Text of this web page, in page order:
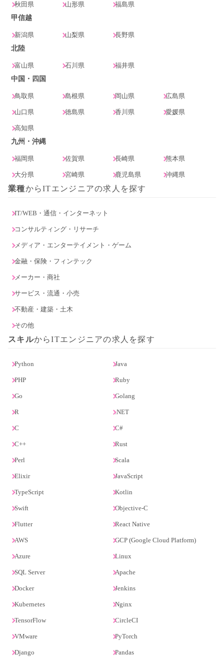
秋田県 山形県
福島県
甲信越
新潟県 山梨県
長野県
北陸
富山県 石川県
福井県
中国・四国
鳥取県 島根県 岡山県 広島県
山口県 徳島県 香川県 愛媛県
高知県
九州・沖縄
福岡県 佐賀県 長崎県 熊本県
大分県 宮崎県 鹿児島県 沖縄県
業種からITエンジニアの求人を探す
IT/WEB・通信・インターネット
コンサルティング・リサーチ
メディア・エンターテイメント・ゲーム
金融・保険・フィンテック
メーカー・商社
サービス・流通・小売
不動産・建築・土木
その他
スキルからITエンジニアの求人を探す
Python Java
PHP Ruby
Go Golang
R .NET
C C#
C++ Rust
Perl Scala
Elixir JavaScript
TypeScript Kotlin
Swift Objective-C
Flutter React Native
AWS GCP (Google Cloud Platform)
Azure Linux
SQL Server Apache
Docker Jenkins
Kubernetes Nginx
TensorFlow CircleCI
VMware PyTorch
Django Pandas